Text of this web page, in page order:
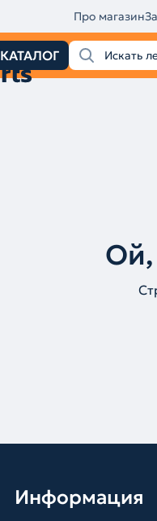
Про магазин
КАТАЛОГ
Ой,
Информация